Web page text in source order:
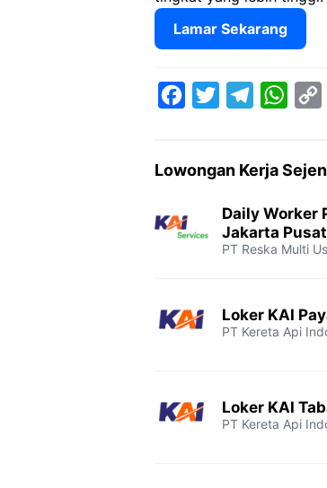
Lamar Sekarang
e
o
t
t
e
r
e
r
a
W
t
A
p
i
Lowongan Kerja
Daily Worker
Jakarta Pusat
PT Reska Multi
Loker KAI
PT Kereta Api
Loker KAI
PT Kereta Api